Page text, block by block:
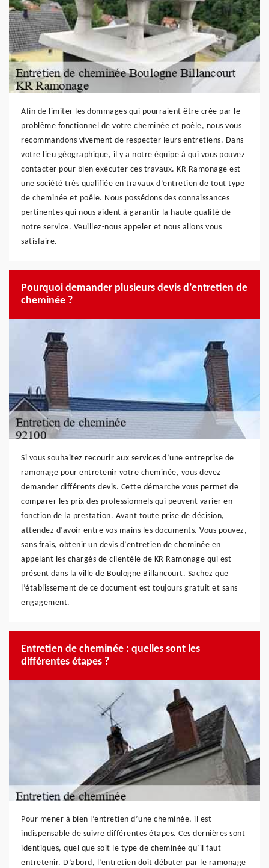
Afin de limiter les dommages qui pourraient être crée par le
problème fonctionnel de votre cheminée et poêle, nous vous
recommandons vivement de respecter leurs entretiens. Dans
votre lieu géographique, il y a notre équipe à qui vous pouvez
contacter pour bien exécuter ces travaux. KR Ramonage est
une société très qualifiée en travaux d’entretien de tout type
de cheminée et poêle. Nous possédons des connaissances
pertinentes qui nous aident à garantir la haute qualité de
notre service. Veuillez-nous appeler et nous allons vous
satisfaire.
Pourquoi demander plusieurs devis d’entretien de
cheminée ?
Si vous souhaitez recourir aux services d’une entreprise de
ramonage pour entretenir votre cheminée, vous devez
demander différents devis. Cette démarche vous permet de
comparer les prix des professionnels qui peuvent varier en
fonction de la prestation. Avant toute prise de décision,
attendez d’avoir entre vos mains les documents. Vous pouvez,
sans frais, obtenir un devis d’entretien de cheminée en
appelant les chargés de clientèle de KR Ramonage qui est
présent dans la ville de Boulogne Billancourt. Sachez que
l’établissement de ce document est toujours gratuit et sans
engagement.
Entretien de cheminée : quelles sont les
différentes étapes ?
Pour mener à bien l’entretien d’une cheminée, il est
indispensable de suivre différentes étapes. Ces dernières sont
identiques, quel que soit le type de cheminée qu’il faut
entretenir. D’abord, l’entretien doit débuter par le ramonage